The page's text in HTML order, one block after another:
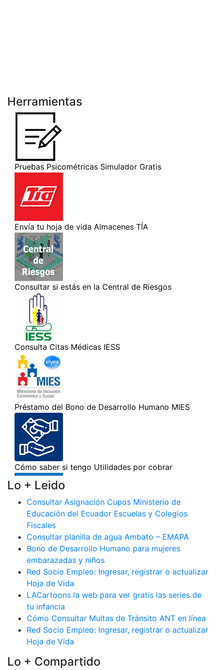
Herramientas
Lo + Leido
Consultar Asignación Cupos Ministerio de
Educación del Ecuador Escuelas y Colegios
Fiscales
Consultar planilla de agua Ambato – EMAPA
Bono de Desarrollo Humano para mujeres
embarazadas y niños
Red Socio Empleo: Ingresar, registrar o actualizar
Hoja de Vida
LACartoons la web para ver gratis las series de
tu infancia
Cómo Consultar Multas de Tránsito ANT en línea
Red Socio Empleo: Ingresar, registrar o actualizar
Hoja de Vida
Lo + Compartido